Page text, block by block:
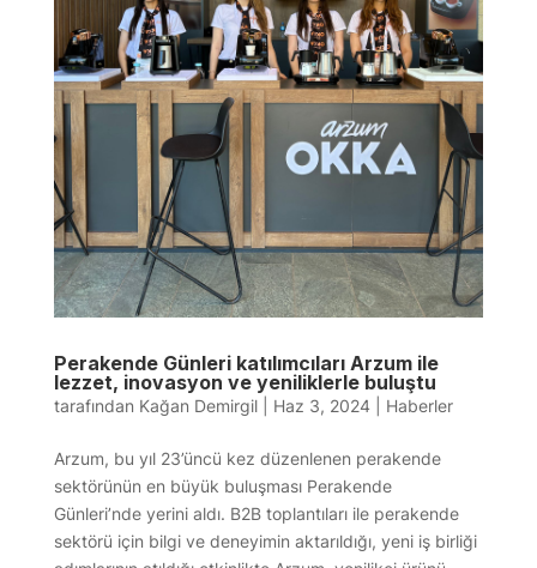
Perakende Günleri katılımcıları Arzum ile
lezzet, inovasyon ve yeniliklerle buluştu
tarafından Kağan Demirgil| Haz 3, 2024| Haberler
Arzum, bu yıl 23’üncü kez düzenlenen perakende
sektörünün en büyük buluşması Perakende
Günleri’nde yerini aldı. B2B toplantıları ile perakende
sektörü için bilgi ve deneyimin aktarıldığı, yeni iş birliği